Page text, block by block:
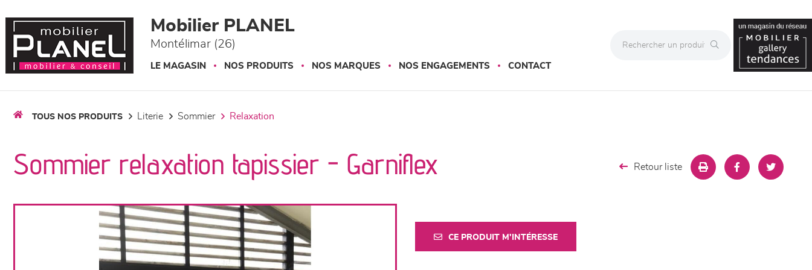
Mobilier PLANEL
Montélimar (26)
LE MAGASIN NOS PRODUITS NOS MARQUES NOS ENGAGEMENTS CONTACT
TOUS NOS PRODUITS literie sommier relaxation
Sommier relaxation tapissier - Garniflex Retour liste
CE PRODUIT M'INTÉRESSE